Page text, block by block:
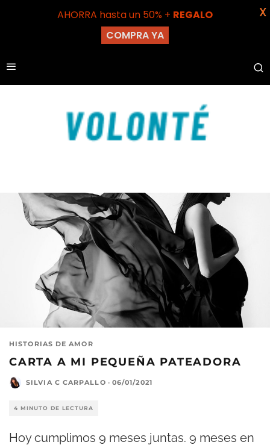
HISTORIAS DE AMOR
CARTA A MI PEQUEÑA PATEADORA
SILVIA C CARPALLO · 06/01/2021
4 MINUTO DE LECTURA
Hoy cumplimos 9 meses juntas. 9 meses en
AHORRA hasta un 50% + REGALO
COMPRA YA
X